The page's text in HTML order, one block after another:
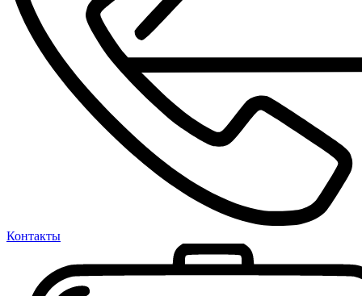
Контакты